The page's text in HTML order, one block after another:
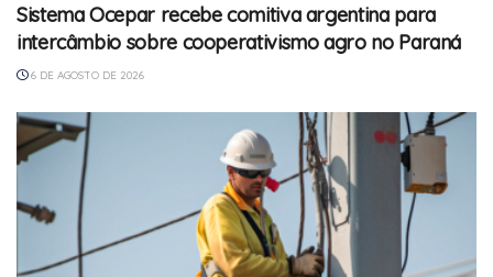
Sistema Ocepar recebe comitiva argentina para
intercâmbio sobre cooperativismo agro no Paraná
6 DE AGOSTO DE 2026